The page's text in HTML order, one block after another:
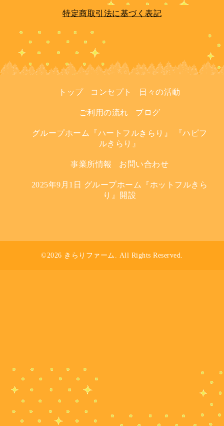
特定商取引法に基づく表記
トップ コンセプト 日々の活動
ご利用の流れ ブログ
グループホーム『ハートフルきらり』 『ハピフ
ルきらり』
事業所情報 お問い合わせ
2025年9月1日 グループホーム『ホットフルきら
り』開設
©2026 きらりファーム . All Rights Reserved.